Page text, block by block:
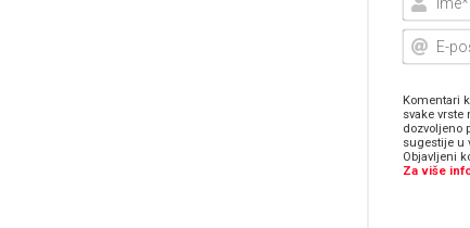
Komentari
svake
dozvoljeno
sugestije u
Objavljeni
Za više